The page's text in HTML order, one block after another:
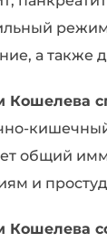
режим
а также
Кошелева
кишечный
общий
и
Кошелева